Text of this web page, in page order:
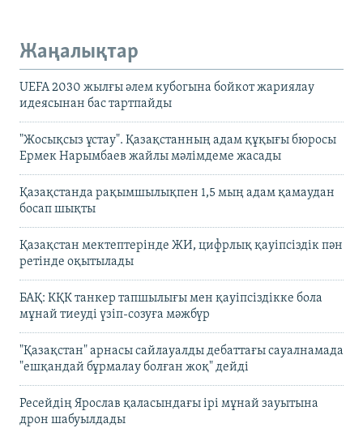
Жаңалықтар
UEFA 2030 жылғы әлем кубогына бойкот жариялау
идеясынан бас тартпайды
"Жосықсыз ұстау". Қазақстанның адам құқығы бюросы
Ермек Нарымбаев жайлы мәлімдеме жасады
Қазақстанда рақымшылықпен 1,5 мың адам қамаудан
босап шықты
Қазақстан мектептерінде ЖИ, цифрлық қауіпсіздік пән
ретінде оқытылады
БАҚ: КҚК танкер тапшылығы мен қауіпсіздікке бола
мұнай тиеуді үзіп-созуға мәжбүр
"Қазақстан" арнасы сайлауалды дебаттағы сауалнамада
"ешқандай бұрмалау болған жоқ" дейді
Ресейдің Ярослав қаласындағы ірі мұнай зауытына
дрон шабуылдады